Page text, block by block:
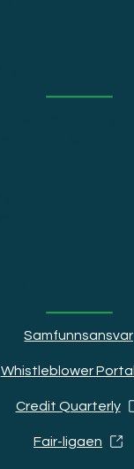
Whistleblower Portal
Samfunnsansvar
Credit Quarterly
Fair-ligaen